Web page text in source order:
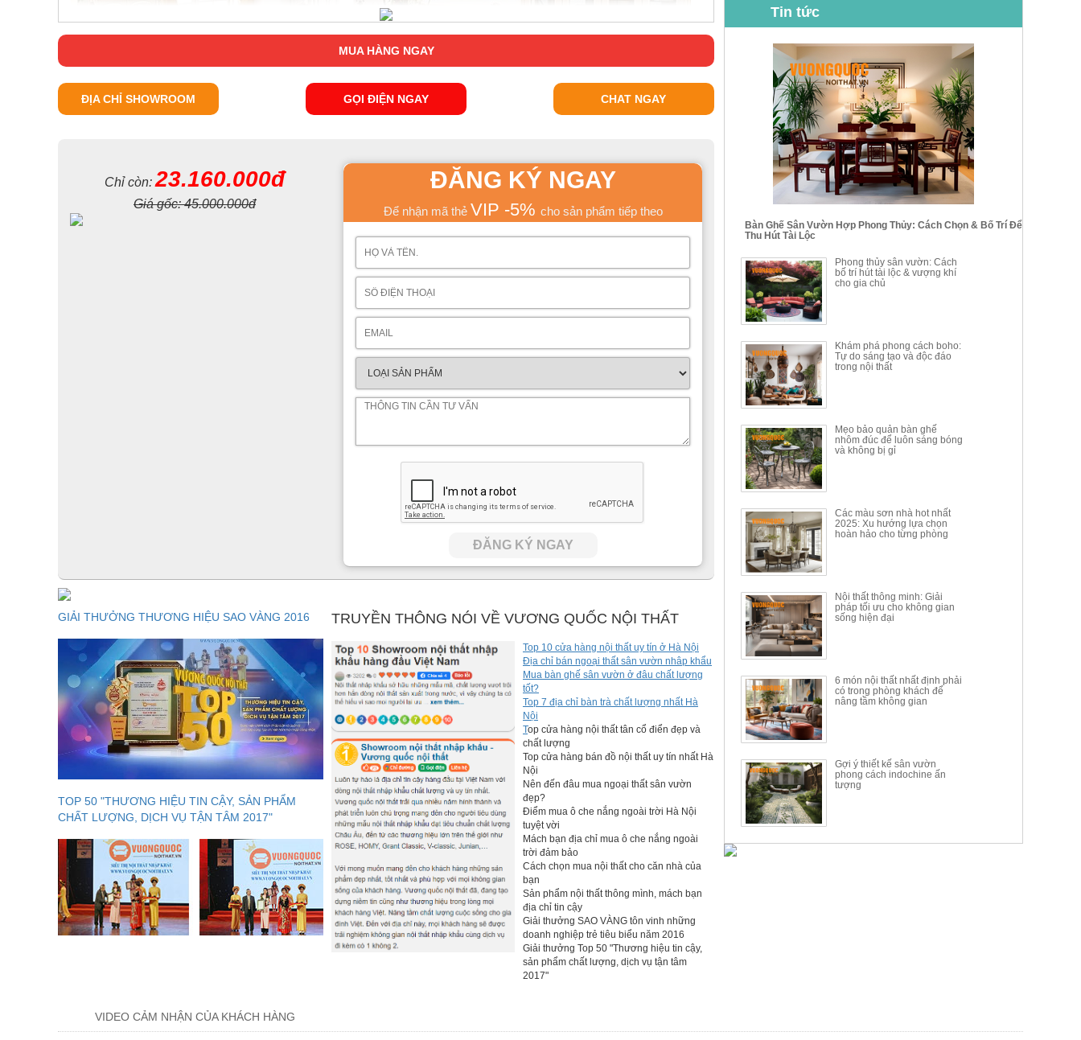
MUA HÀNG NGAY
ĐỊA CHỈ SHOWROOM GỌI ĐIỆN NGAY CHAT NGAY
Chỉ còn:23.160.000đ
Giá gốc:45.000.000đ
ĐĂNG KÝ NGAY
Để nhận mã thẻ VIP -5% cho sản phẩm tiếp theo
ĐĂNG KÝ NGAY
GIẢI THƯỞNG THƯƠNG HIỆU SAO VÀNG 2016
TOP 50 "THƯƠNG HIỆU TIN CẬY, SẢN PHẨM
CHẤT LƯỢNG, DỊCH VỤ TẬN TÂM 2017"
TRUYỀN THÔNG NÓI VỀ VƯƠNG QUỐC NỘI THẤT
Top 10 cửa hàng nội thất uy tín ở Hà Nội
Địa chỉ bán ngoại thất sân vườn nhâp khẩu
Mua bàn ghế sân vườn ở đâu chất lượng
tốt?
Top 7 địa chỉ bàn trà chất lượng nhất Hà
Nội
Top cửa hàng nội thất tân cổ điển đẹp và
chất lượng
Top cửa hàng bán đồ nội thất uy tín nhất Hà
Nội
Nên đến đâu mua ngoại thất sân vườn
đẹp?
Điểm mua ô che nắng ngoài trời Hà Nội
tuyệt vời
Mách bạn địa chỉ mua ô che nắng ngoài
trời đảm bảo
Cách chọn mua nội thất cho căn nhà của
bạn
Sản phẩm nội thất thông mình, mách bạn
địa chỉ tin cậy
Giải thưởng SAO VÀNG tôn vinh những
doanh nghiệp trẻ tiêu biểu năm 2016
Giải thưởng Top 50 "Thương hiệu tin cậy,
sản phẩm chất lượng, dịch vụ tận tâm
2017"
BỘ BÀN GHẾ CAFE NHẬP
KHẨU CAO CẤP HOY7006
Mã sp: BT135
14.178.750đ
24.700.000đ
BỘ BÀN TRÀ GỖ TỰ NHIÊN
PHONG CÁCH TRUNG HOA
KIỂU MỚI...
Mã sp: BT138.80
20.250.000đ
39.150.000đ
BỘ BÀN TRÀ GỖ PHONG
CÁCH MỚI KẾT HỢP KHAY
NHÚNG TRÀ YDX
Mã sp: BT150.46
17.617.500đ
34.100.000đ
BỘ BÀN GHẾ CAFE KIỂU
DÁNG ĐƠN GIẢN HIỆN ĐẠI
HOY8010
BÀN GHẾ TRANG ĐIỂM
THÔNG MINH HIỆN ĐẠI
TÍCH HỢP SẠC...
Mã sp: HH.BTD08
6.510.000đ
BỘ BÀN ĂN ĐẢO MẶT ĐÁ
PHIẾN AK3699
Tin tức
Bàn Ghế Sân Vườn Hợp Phong Thủy: Cách Chọn & Bố Trí Để
Thu Hút Tài Lộc
Phong thủy sân vườn: Cách
bố trí hút tài lộc & vượng khí
cho gia chủ
Khám phá phong cách boho:
Tự do sáng tạo và độc đáo
trong nội thất
Mẹo bảo quản bàn ghế
nhôm đúc để luôn sáng bóng
và không bị gỉ
Các màu sơn nhà hot nhất
2025: Xu hướng lựa chọn
hoàn hảo cho từng phòng
Nội thất thông minh: Giải
pháp tối ưu cho không gian
sống hiện đại
6 món nội thất nhất định phải
có trong phòng khách để
nâng tầm không gian
Gợi ý thiết kế sân vườn
phong cách indochine ấn
tượng
VIDEO CẢM NHẬN CỦA KHÁCH HÀNG